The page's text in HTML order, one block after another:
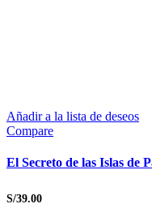
Añadir a la lista de deseos
Compare
El Secreto de las Islas de
S/39.00